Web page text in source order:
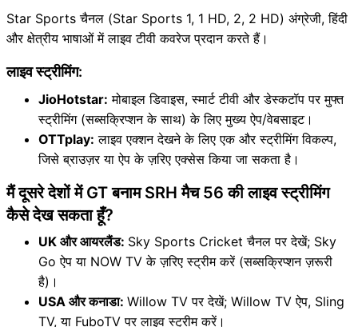
Star Sports चैनल (Star Sports 1, 1 HD, 2, 2 HD) अंग्रेजी, हिंदी
और क्षेत्रीय भाषाओं में लाइव टीवी कवरेज प्रदान करते हैं।
लाइव स्ट्रीमिंग:
JioHotstar: मोबाइल डिवाइस, स्मार्ट टीवी और डेस्कटॉप पर मुफ्त
स्ट्रीमिंग (सब्सक्रिप्शन के साथ) के लिए मुख्य ऐप/वेबसाइट।
OTTplay: लाइव एक्शन देखने के लिए एक और स्ट्रीमिंग विकल्प,
जिसे ब्राउज़र या ऐप के ज़रिए एक्सेस किया जा सकता है।
मैं दूसरे देशों में GT बनाम SRH मैच 56 की लाइव स्ट्रीमिंग
कैसे देख सकता हूँ?
UK और आयरलैंड: Sky Sports Cricket चैनल पर देखें; Sky
Go ऐप या NOW TV के ज़रिए स्ट्रीम करें (सब्सक्रिप्शन ज़रूरी
है)।
USA और कनाडा: Willow TV पर देखें; Willow TV ऐप, Sling
TV, या FuboTV पर लाइव स्ट्रीम करें।